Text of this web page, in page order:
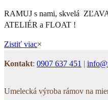
RAMUJ s nami, skvelá
ATELIÉR a FLOAT !
Zistiť viac×
Kontakt: 0907 637 451 |
Umelecká výroba rámov na